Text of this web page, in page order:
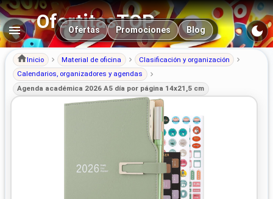
OfertitasTOP
Navegación principal
Ofertas Promociones Blog
Inicio Material de oficina
Clasificación y organización
Calendarios, organizadores y agendas
Agenda académica 2026 A5 día por página 14x21,5 cm